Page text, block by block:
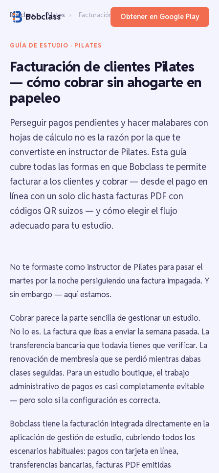
Bobclass Obtener en Google Play
Bobclass › Pilates › Facturación de clientes
GUÍA DE ESTUDIO · PILATES
Facturación de clientes Pilates
— cómo cobrar sin ahogarte en
papeleo
Perseguir pagos pendientes y hacer malabares con
hojas de cálculo no es la razón por la que te
convertiste en instructor de Pilates. Esta guía
cubre todas las formas en que Bobclass te permite
facturar a los clientes y cobrar — desde el pago en
línea con un solo clic hasta facturas PDF con
códigos QR suizos — y cómo elegir el flujo
adecuado para tu estudio.
No te formaste como instructor de Pilates para pasar el
martes por la noche persiguiendo una factura impagada. Y
sin embargo — aquí estamos.
Cobrar parece la parte sencilla de gestionar un estudio.
No lo es. La factura que ibas a enviar la semana pasada. La
transferencia bancaria que todavía tienes que verificar. La
renovación de membresía que se perdió mientras dabas
clases seguidas. Para un estudio boutique, el trabajo
administrativo de pagos es casi completamente evitable
— pero solo si la configuración es correcta.
Bobclass tiene la facturación integrada directamente en la
aplicación de gestión de estudio, cubriendo todos los
escenarios habituales: pagos con tarjeta en línea,
transferencias bancarias, facturas PDF emitidas